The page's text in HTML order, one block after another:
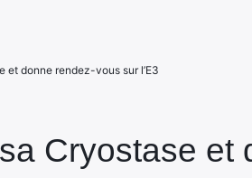
Cryostase et
et donne rendez-vous sur l’E3